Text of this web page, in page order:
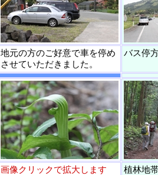
地元の方のご好意で車を停め
させていただきました。
バス停
画像クリックで拡大します
植林地